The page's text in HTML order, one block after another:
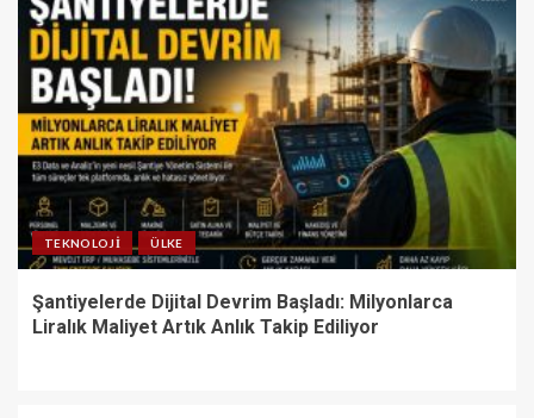
TEKNOLOJI ÜLKE
Şantiyelerde Dijital Devrim Başladı: Milyonlarca
Liralık Maliyet Artık Anlık Takip Ediliyor